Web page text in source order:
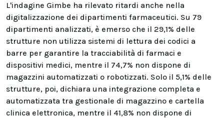
L'indagine Gimbe ha rilevato ritardi anche nella
digitalizzazione dei dipartimenti farmaceutici. Su 79
dipartimenti analizzati, è emerso che il 29,1% delle
strutture non utilizza sistemi di lettura dei codici a
barre per garantire la tracciabilità di farmaci e
dispositivi medici, mentre il 74,7% non dispone di
magazzini automatizzati o robotizzati. Solo il 5,1% delle
strutture, poi, dichiara una integrazione completa e
automatizzata tra gestionale di magazzino e cartella
clinica elettronica, mentre il 41,8% non dispone di